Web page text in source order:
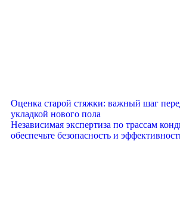
Оценка старой стяжки: важный шаг
укладкой нового пола
Независимая экспертиза по трассам
обеспечьте безопасность и